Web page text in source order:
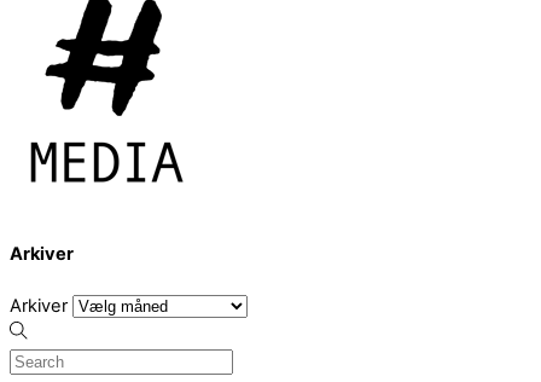
Arkiver
Arkiver